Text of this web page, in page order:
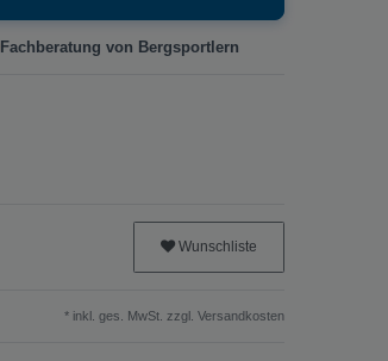
Fachberatung von Bergsportlern
Wunschliste
* inkl. ges. MwSt. zzgl. Versandkosten